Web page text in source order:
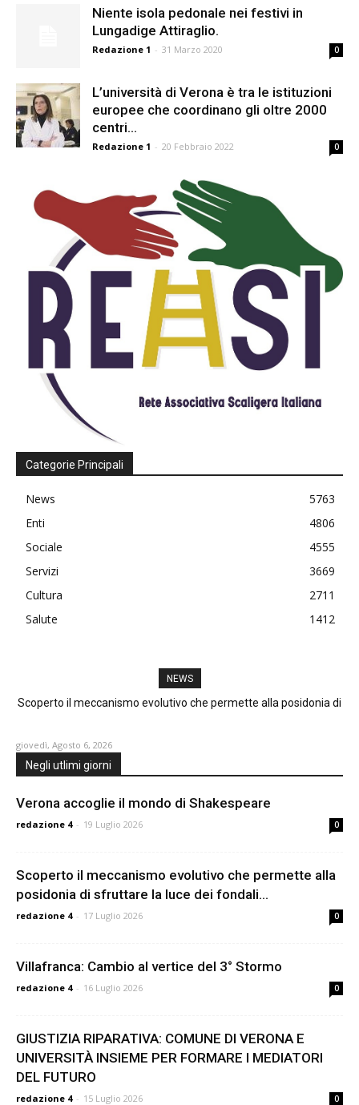
Niente isola pedonale nei festivi in
Lungadige Attiraglio.
Redazione 1 - 31 Marzo 2020 0
L’università di Verona è tra le istituzioni
europee che coordinano gli oltre 2000
centri...
Redazione 1 - 20 Febbraio 2022 0
Categorie Principali
News
5763
Enti
4806
Sociale
4555
Servizi
3669
Cultura
2711
Salute
1412
NEWS
Scoperto il meccanismo evolutivo che permette alla posidonia di
Villafranca: Cambio al vertice del 3° Stormo
giovedì, Agosto 6, 2026
Negli utlimi giorni
Verona accoglie il mondo di Shakespeare
redazione 4 - 19 Luglio 2026 0
Scoperto il meccanismo evolutivo che permette alla
posidonia di sfruttare la luce dei fondali...
redazione 4 - 17 Luglio 2026 0
Villafranca: Cambio al vertice del 3° Stormo
redazione 4 - 16 Luglio 2026 0
GIUSTIZIA RIPARATIVA: COMUNE DI VERONA E
UNIVERSITÀ INSIEME PER FORMARE I MEDIATORI
DEL FUTURO
redazione 4 - 15 Luglio 2026 0